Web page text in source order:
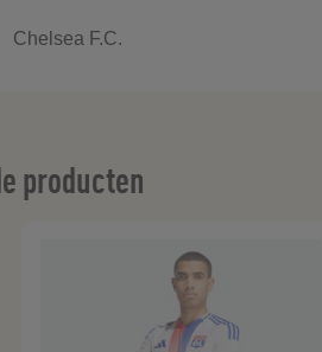
Chelsea F.C.
producten